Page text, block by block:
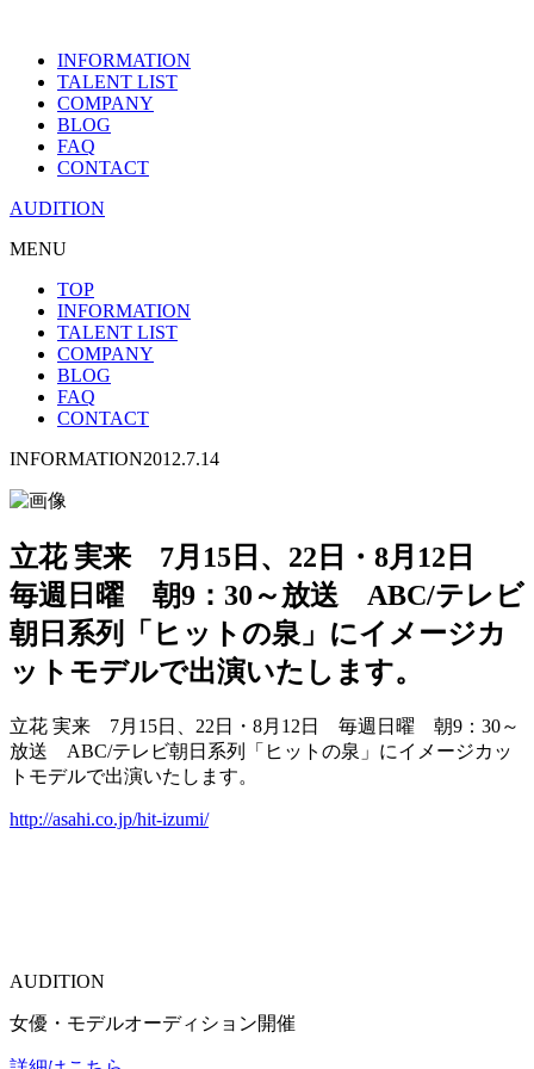
INFORMATION
TALENT LIST
COMPANY
BLOG
FAQ
CONTACT
AUDITION
MENU
TOP
INFORMATION
TALENT LIST
COMPANY
BLOG
FAQ
CONTACT
INFORMATION2012.7.14
立花 実来 7月15日、22日・8月12日
毎週日曜 朝9：30～放送 ABC/テレビ
朝日系列「ヒットの泉」にイメージカ
ットモデルで出演いたします。
立花 実来 7月15日、22日・8月12日 毎週日曜 朝9：30～
放送 ABC/テレビ朝日系列「ヒットの泉」にイメージカッ
トモデルで出演いたします。
http://asahi.co.jp/hit-izumi/
AUDITION
女優・モデルオーディション開催